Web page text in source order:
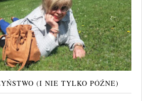
(I NIE TYLKO PÓŹNE)